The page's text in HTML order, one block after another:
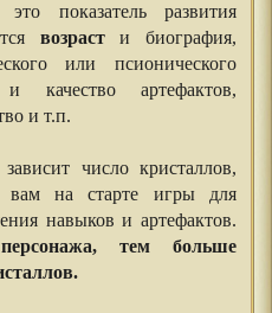
показатель развития
возрасти биография,
или псионического
качество артефактов,
и т.п.
зависит число кристаллов,
вам на старте игры для
навыков и артефактов.
тем больше